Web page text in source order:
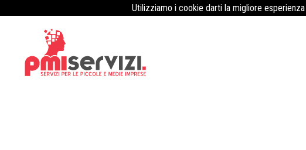
Utilizziamo i cookie darti la migliore